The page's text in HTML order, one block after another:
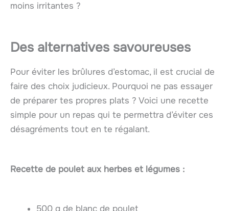
moins irritantes ?
Des alternatives savoureuses
Pour éviter les brûlures d’estomac, il est crucial de
faire des choix judicieux. Pourquoi ne pas essayer
de préparer tes propres plats ? Voici une recette
simple pour un repas qui te permettra d’éviter ces
désagréments tout en te régalant.
Recette de poulet aux herbes et légumes :
500 g de blanc de poulet